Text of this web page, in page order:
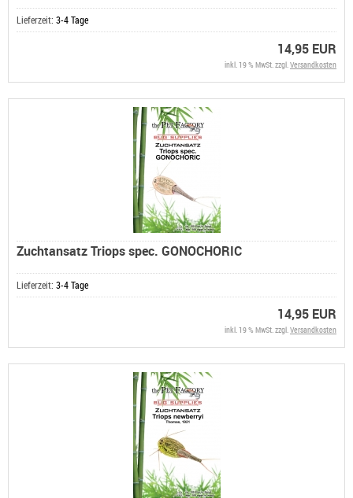
Lieferzeit: 3-4 Tage
14,95 EUR
inkl. 19 % MwSt. zzgl.Versandkosten
Zuchtansatz Triops spec. GONOCHORIC
Lieferzeit: 3-4 Tage
14,95 EUR
inkl. 19 % MwSt. zzgl.Versandkosten